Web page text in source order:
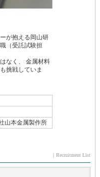
が抱える岡山研
（受託試験担
なく、 金属材料
挑戦していま
山本金属製作所
｜Recruitment List